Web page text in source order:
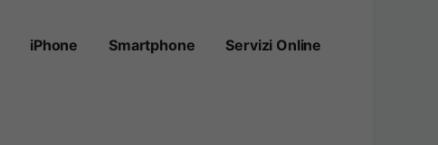
iPhone Smartphone Servizi Online